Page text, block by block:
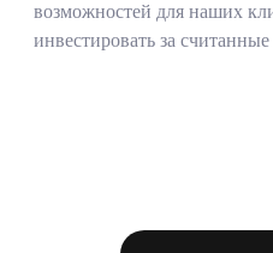
возможностей для наших
инвестировать за